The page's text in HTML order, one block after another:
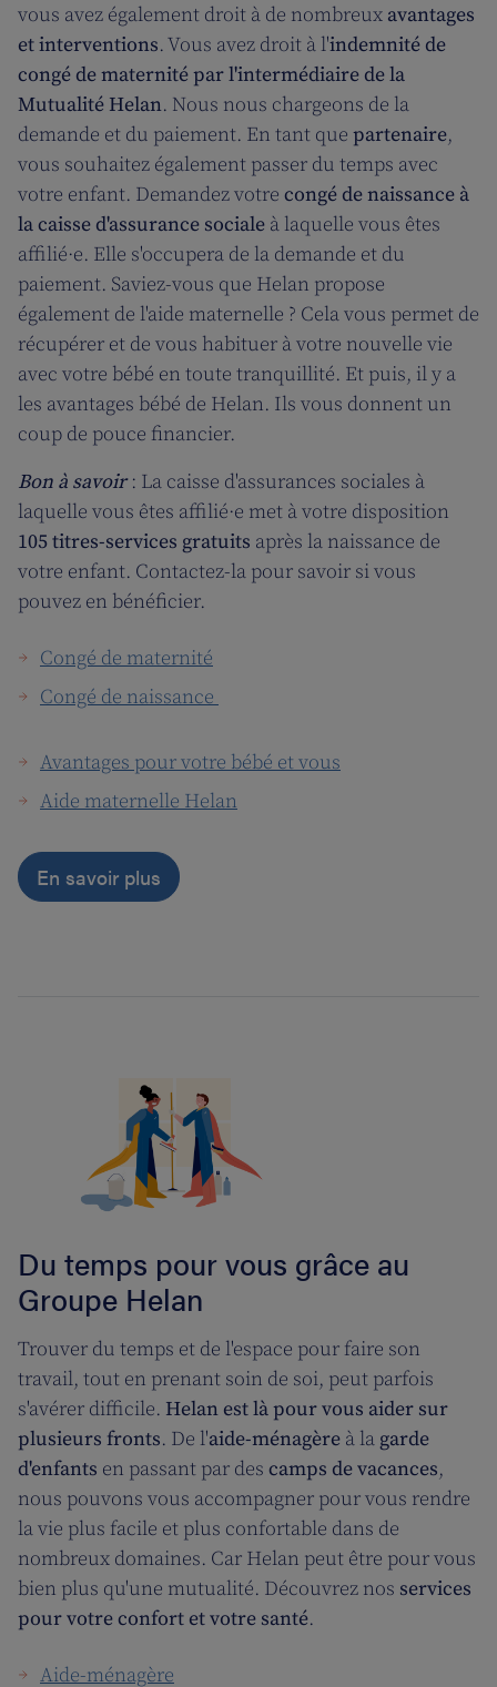
vous avez également droit à de nombreux avantages
et interventions. Vous avez droit à l'indemnité de
congé de maternité par l'intermédiaire de la
Mutualité Helan. Nous nous chargeons de la
demande et du paiement. En tant que partenaire,
vous souhaitez également passer du temps avec
votre enfant. Demandez votre congé de naissance à
la caisse d'assurance sociale à laquelle vous êtes
affilié·e. Elle s'occupera de la demande et du
paiement. Saviez-vous que Helan propose
également de l'aide maternelle ? Cela vous permet de
récupérer et de vous habituer à votre nouvelle vie
avec votre bébé en toute tranquillité. Et puis, il y a
les avantages bébé de Helan. Ils vous donnent un
coup de pouce financier.
Bon à savoir: La caisse d'assurances sociales à
laquelle vous êtes affilié·e met à votre disposition
105 titres-services gratuits après la naissance de
votre enfant. Contactez-la pour savoir si vous
pouvez en bénéficier.
Congé de maternité
Congé de naissance
Avantages pour votre bébé et vous
Aide maternelle Helan
En savoir plus
Du temps pour vous grâce au
Groupe Helan
Trouver du temps et de l'espace pour faire son
travail, tout en prenant soin de soi, peut parfois
s'avérer difficile. Helan est là pour vous aider sur
plusieurs fronts. De l'aide-ménagère à la garde
d'enfants en passant par des camps de vacances,
nous pouvons vous accompagner pour vous rendre
la vie plus facile et plus confortable dans de
nombreux domaines. Car Helan peut être pour vous
bien plus qu'une mutualité. Découvrez nos services
pour votre confort et votre santé.
Aide-ménagère